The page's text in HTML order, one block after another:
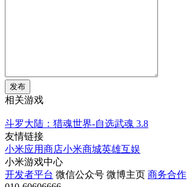
发布
相关游戏
斗罗大陆：猎魂世界-自选武魂 3.8
友情链接
小米应用商店小米商城英雄互娱
小米游戏中心
开发者平台 微信公众号 微博主页 商务合作